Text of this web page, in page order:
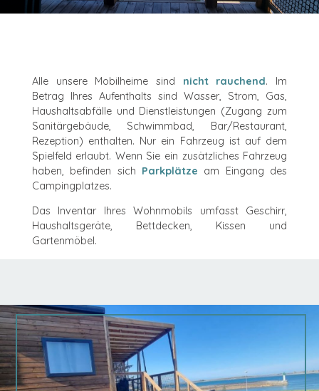
Alle unsere Mobilheime sind nicht rauchend. Im
Betrag Ihres Aufenthalts sind Wasser, Strom, Gas,
Haushaltsabfälle und Dienstleistungen (Zugang zum
Sanitärgebäude, Schwimmbad, Bar/Restaurant,
Rezeption) enthalten. Nur ein Fahrzeug ist auf dem
Spielfeld erlaubt. Wenn Sie ein zusätzliches Fahrzeug
haben, befinden sich Parkplätze am Eingang des
Campingplatzes.
Das Inventar Ihres Wohnmobils umfasst Geschirr,
Haushaltsgeräte, Bettdecken, Kissen und
Gartenmöbel.